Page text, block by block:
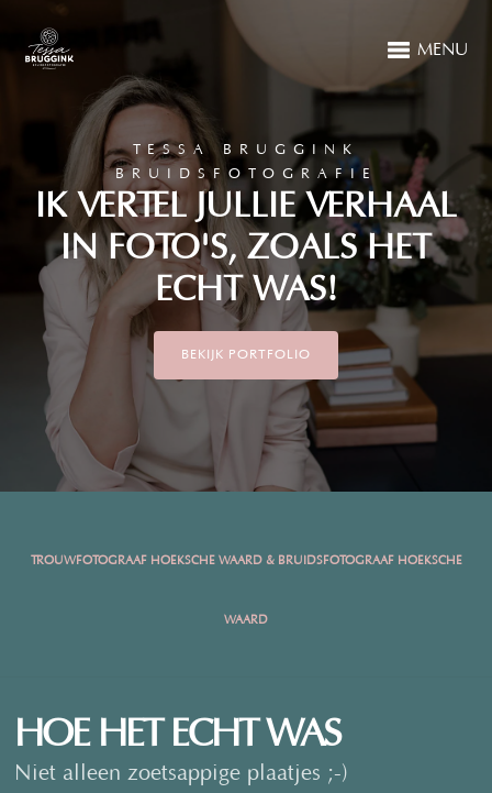
MENU
TESSA BRUGGINK
BRUIDSFOTOGRAFIE
IK VERTEL JULLIE VERHAAL
IN FOTO'S, ZOALS HET
ECHT WAS!
BEKIJK PORTFOLIO
TROUWFOTOGRAAF HOEKSCHE WAARD & BRUIDSFOTOGRAAF HOEKSCHE
WAARD
HOE HET ECHT WAS
Niet alleen zoetsappige plaatjes ;-)